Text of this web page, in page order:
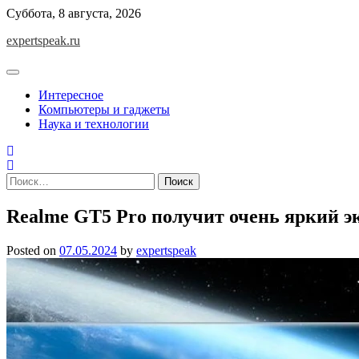
Skip
content
Суббота, 8 августа, 2026
expertspeak.ru
Интересное
Компьютеры и гаджеты
Наука и технологии
Найти:
Realme GT5 Pro получит очень яркий
Posted on 07.05.2024 by expertspeak